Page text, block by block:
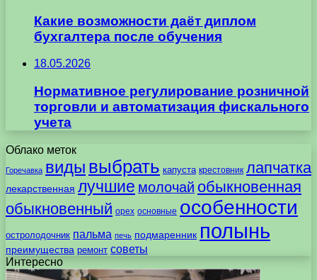
Какие возможности даёт диплом
бухгалтера после обучения
18.05.2026
Нормативное регулирование розничной
торговли и автоматизация фискального
учета
Облако меток
Горечавка виды выбрать капуста крестовник лапчатка
лекарственная лучшие молочай обыкновенная
обыкновенный орех основные особенности
остролодочник пальма печь подмаренник полынь
преимущества ремонт советы
Интересно